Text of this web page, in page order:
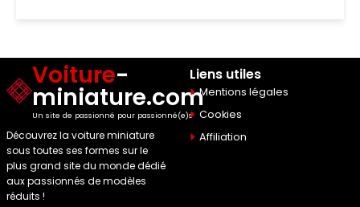
Voiture-
miniature.com
Un site de passionné pour passionné(e)s
Découvrez la voiture miniature
sous toutes ses formes sur le
plus grand site du monde dédié
aux passionnés de modèles
réduits !
Liens utiles
Mentions légales
Cookies
Affiliation